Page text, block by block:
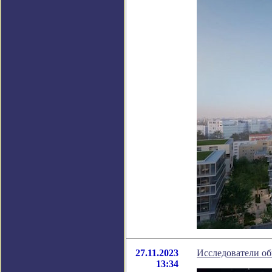
27.11.2023
13:34
Исследователи